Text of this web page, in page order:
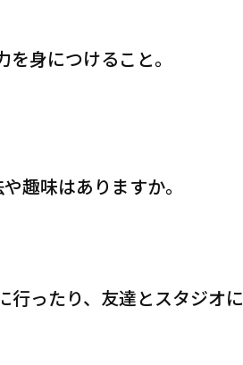
身につけること。
趣味はありますか。
行ったり、友達とスタジオに